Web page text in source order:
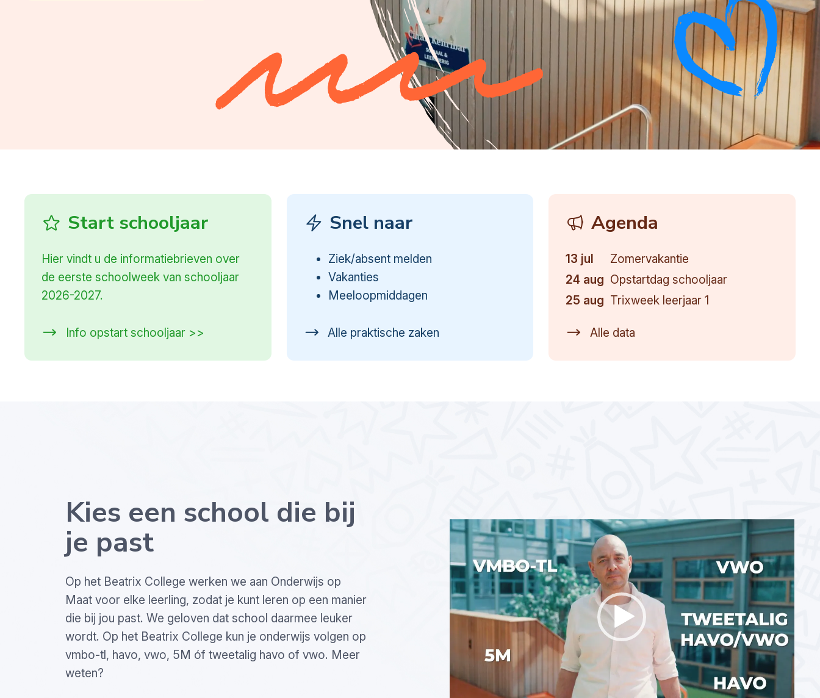
Start schooljaar
Hier vindt u de informatiebrieven over
de eerste schoolweek van schooljaar
2026-2027.
Info opstart schooljaar >>
Snel naar
Ziek/absent melden
Vakanties
Meeloopmiddagen
Alle praktische zaken
Agenda
13 jul
Zomervakantie
24 aug Opstartdag schooljaar
25 aug Trixweek leerjaar 1
Alle data
Kies een school die bij
je past
Op het Beatrix College werken we aan Onderwijs op
Maat voor elke leerling, zodat je kunt leren op een manier
die bij jou past. We geloven dat school daarmee leuker
wordt. Op het Beatrix College kun je onderwijs volgen op
vmbo-tl, havo, vwo, 5M óf tweetalig havo of vwo. Meer
weten?